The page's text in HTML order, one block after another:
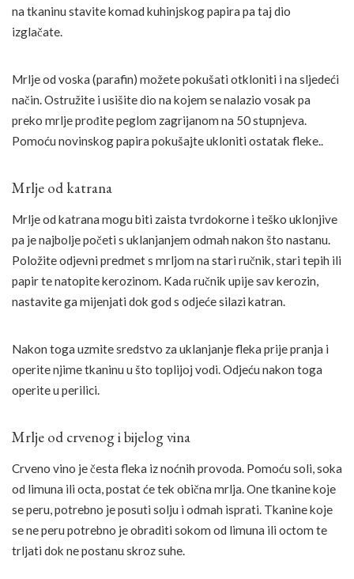
na tkaninu stavite komad kuhinjskog papira pa taj dio
izglačate.
Mrlje od voska (parafin) možete pokušati otkloniti i na sljedeći
način. Ostružite i usišite dio na kojem se nalazio vosak pa
preko mrlje prođite peglom zagrijanom na 50 stupnjeva.
Pomoću novinskog papira pokušajte ukloniti ostatak fleke..
Mrlje od katrana
Mrlje od katrana mogu biti zaista tvrdokorne i teško uklonjive
pa je najbolje početi s uklanjanjem odmah nakon što nastanu.
Položite odjevni predmet s mrljom na stari ručnik, stari tepih ili
papir te natopite kerozinom. Kada ručnik upije sav kerozin,
nastavite ga mijenjati dok god s odjeće silazi katran.
Nakon toga uzmite sredstvo za uklanjanje fleka prije pranja i
operite njime tkaninu u što toplijoj vodi. Odjeću nakon toga
operite u perilici.
Mrlje od crvenog i bijelog vina
Crveno vino je česta fleka iz noćnih provoda. Pomoću soli, soka
od limuna ili octa, postat će tek obična mrlja. One tkanine koje
se peru, potrebno je posuti solju i odmah isprati. Tkanine koje
se ne peru potrebno je obraditi sokom od limuna ili octom te
trljati dok ne postanu skroz suhe.